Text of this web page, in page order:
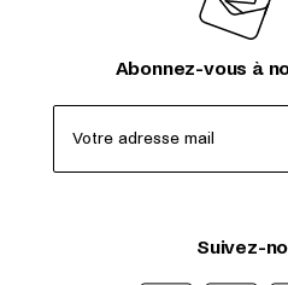
Abonnez-vous à
Votre adresse mail
Suivez-